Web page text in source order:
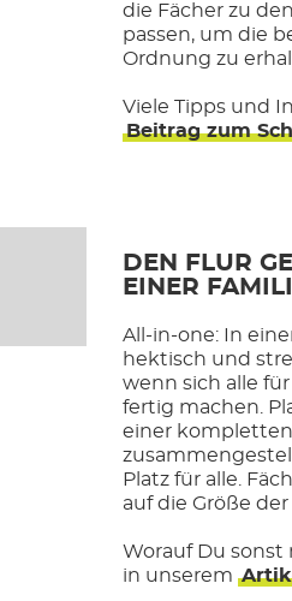
die Fächer zu
passen, um die
Ordnung zu
Viele Tipps und
Beitrag zum
DEN FLUR
EINER
All-in-one: In
hektisch und
wenn sich alle
fertig machen.
einer kompletten
Platz für alle.
auf die Größe
Worauf Du sonst
in unserem